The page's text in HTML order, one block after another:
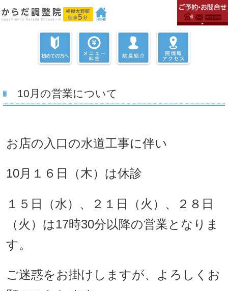
10月の営業について
お店の入口の水道工事に伴い
10月１６日（木）は休診
１５日（水）、２１日（火）、２８日
（火）は17時30分以降の営業となりま
す。
ご迷惑をお掛けしますが、よろしくお